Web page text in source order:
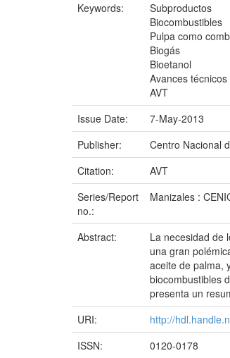
Keywords:
Subproductos
Biocombustibles
Pulpa como
Biogás
Bioetanol
Avances técnicos
AVT
Issue Date:
7-May-2013
Publisher:
Centro Nacional
Citation:
AVT
Series/Report
no.:
Manizales :
Abstract:
La necesidad de
una gran
aceite de palma,
biocombustibles
presenta un
URI:
http://
ISSN:
0120-0178